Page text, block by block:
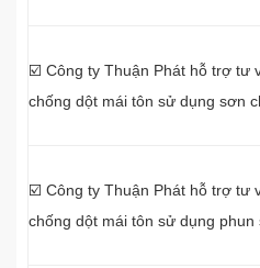
☑️ Công ty Thuận Phát hỗ trợ tư
chống dột mái tôn sử dụng sơn
☑️ Công ty Thuận Phát hỗ trợ tư
chống dột mái tôn sử dụng phun